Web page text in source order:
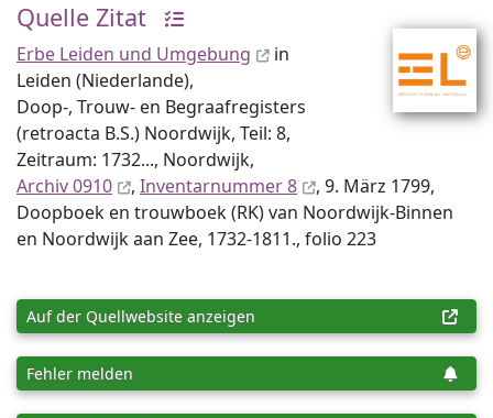
Quelle Zitat
Erbe Leiden und Umgebung
in
Leiden (Niederlande),
Doop-, Trouw- en Begraafregisters
(retroacta B.S.) Noordwijk, Teil: 8,
Zeitraum: 1732..., Noordwijk,
Archiv 0910
, Inventar­nummer 8
, 9. März 1799,
Doopboek en trouwboek (RK) van Noordwijk-Binnen
en Noordwijk aan Zee, 1732-1811., folio 223
Auf der Quellwebsite anzeigen
Fehler melden